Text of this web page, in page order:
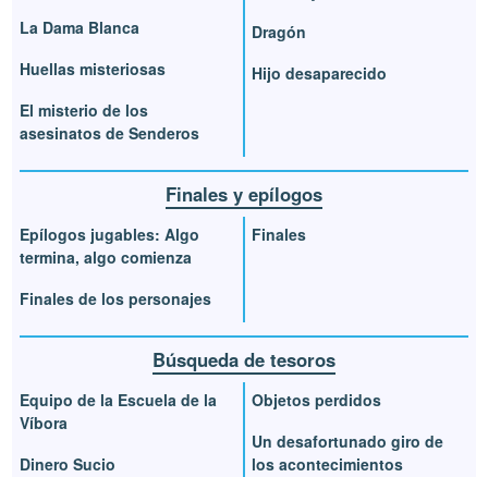
La Dama Blanca
Huellas misteriosas
El misterio de los
asesinatos de Senderos
Dragón
Hijo desaparecido
Finales y epílogos
Epílogos jugables: Algo
termina, algo comienza
Finales de los personajes
Finales
Búsqueda de tesoros
Equipo de la Escuela de la
Víbora
Dinero Sucio
Objetos perdidos
Un desafortunado giro de
los acontecimientos